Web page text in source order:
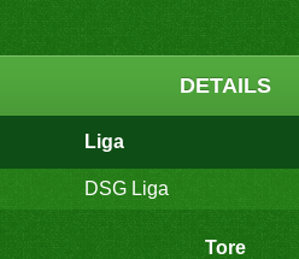
DETAILS
Liga
DSG Liga
Tore